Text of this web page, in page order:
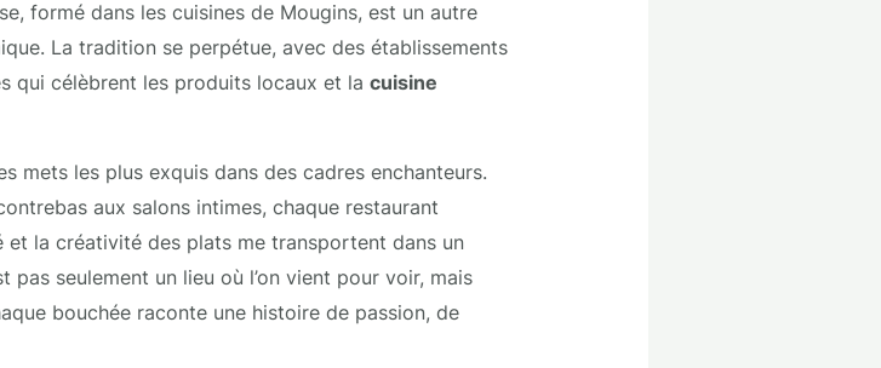
formé dans les cuisines de Mougins, est un autre
La tradition se perpétue, avec des établissements
qui célèbrent les produits locaux et la cuisine
mets les plus exquis dans des cadres enchanteurs.
aux salons intimes, chaque restaurant
et la créativité des plats me transportent dans un
pas seulement un lieu où l’on vient pour voir, mais
bouchée raconte une histoire de passion, de